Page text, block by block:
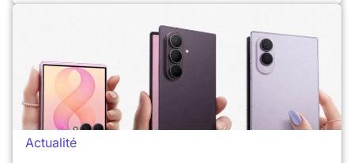
Actualité